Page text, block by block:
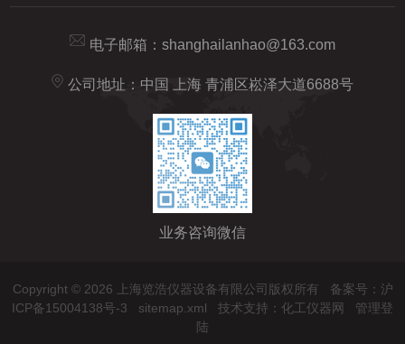
电子邮箱： shanghailanhao@163.com
公司地址：中国 上海 青浦区崧泽大道6688号
业务咨询微信
Copyright © 2026 上海览浩仪器设备有限公司版权所有 备案号：沪
ICP备15004138号-3
sitemap.xml 技术支持： 化工仪器网
管理登
陆